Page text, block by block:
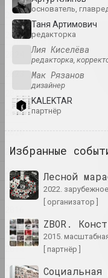
2026
2025
2022
2021
2020
2019
2018
2017
2015
2014
2013
2026
основатель,
Таня Артимович
редакторка
Лия Киселёва
редакторка,
Мак Рязанов
дизайнер
KALEKTAR
партнёр
Избранные
Лесной
2022.
[ организатор ]
ZBOR.
2015. масштабная
[ партнёр ]
Социальная